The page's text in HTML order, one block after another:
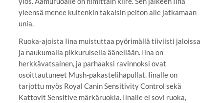
yleensä menee kuitenkin takaisin peiton alle jatkamaan
unia.
Ruoka-ajoista Iina muistuttaa pyörimällä tiiviisti jaloissa
ja naukumalla pikkuruisella äänellään. Iina on
herkkävatsainen, ja parhaaksi ravinnoksi ovat
osoittautuneet Mush-pakastelihapullat. Iinalle on
tarjottu myös Royal Canin Sensitivity Control sekä
Kattovit Sensitive märkäruokia. Iinalle ei sovi ruoka,